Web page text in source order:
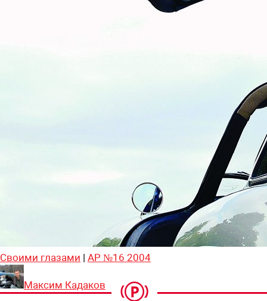
Своими глазами | АР №16 2004
Максим Кадаков